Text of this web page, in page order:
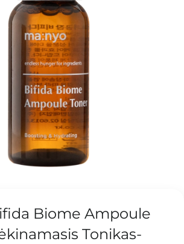
Biome Ampoule
Tonikas-